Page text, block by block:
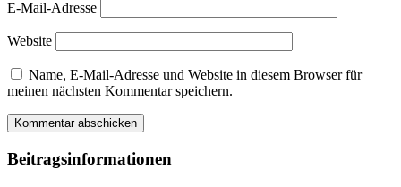
E-Mail-Adresse
Website
Name, E-Mail-Adresse und Website in diesem Browser für
meinen nächsten Kommentar speichern.
Beitragsinformationen